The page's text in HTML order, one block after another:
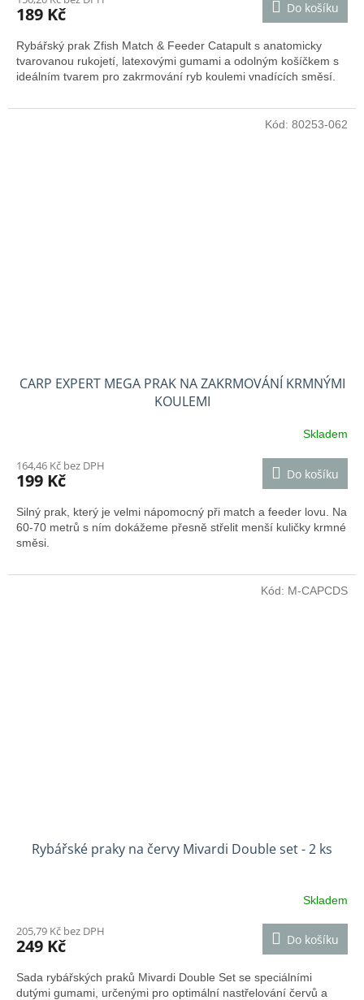
189 Kč Do košíku
Rybářský prak Zfish Match & Feeder Catapult s anatomicky
tvarovanou rukojetí, latexovými gumami a odolným košíčkem s
ideálním tvarem pro zakrmování ryb koulemi vnadících směsí.
CARP EXPERT MEGA PRAK NA ZAKRMOVÁNÍ KRMNÝMI
KOULEMI
Skladem
164,46 Kč bez DPH
199 Kč Do košíku
Silný prak, který je velmi nápomocný při match a feeder lovu. Na
60-70 metrů s ním dokážeme přesně střelit menší kuličky krmné
směsi.
Kód: 80253-062
Rybářské praky na červy Mivardi Double set - 2 ks
Skladem
205,79 Kč bez DPH
249 Kč Do košíku
Sada rybářských praků Mivardi Double Set se speciálními
dutými gumami, určenými pro optimální nastřelování červů a
Kód: M-CAPCDS